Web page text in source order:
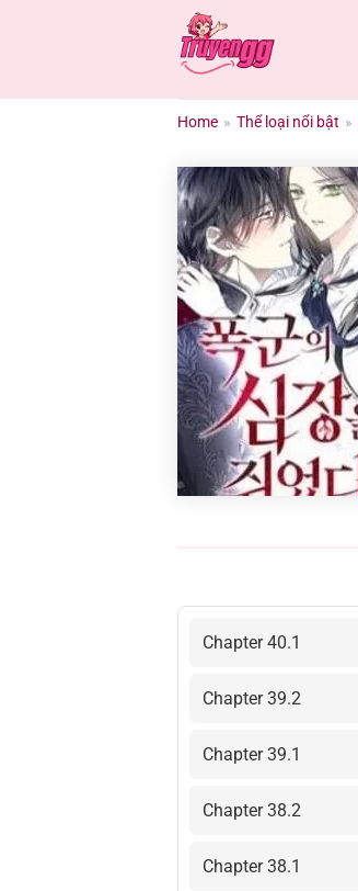
dung
Home » Thể loại nổi bật »
Chapter 40.1
Chapter 39.2
Chapter 39.1
Chapter 38.2
Chapter 38.1